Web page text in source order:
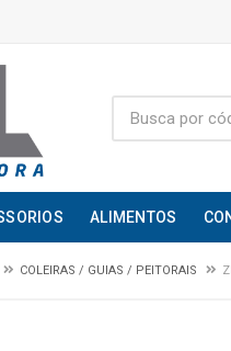
ALIMENTOS
COLEIRAS / GUIAS / PEITORAIS